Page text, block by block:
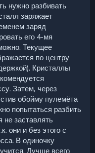
нужно разбивать
заряжает
заряд
его 4-мя
Текущее
по центру
Кристаллы
Затем, через
обойму пулемёта
попытаться разбить
не заставлять
они и без этого с
В одиночку
Лучше всего